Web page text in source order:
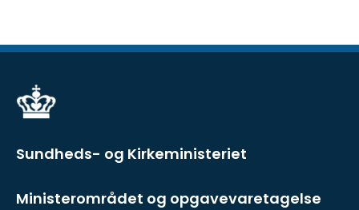
Sundheds- og Kirkeministeriet
Ministerområdet og opgavevaretagelse